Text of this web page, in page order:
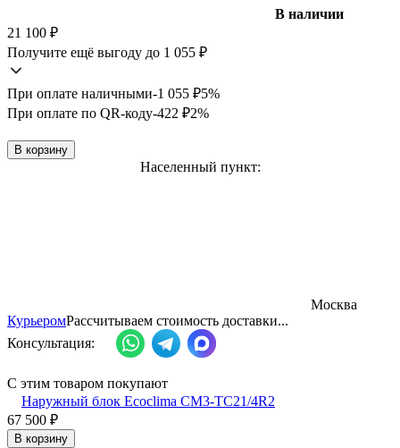
В наличии
21 100 ₽
Получите ещё выгоду до 1 055 ₽
При оплате наличными-1 055 ₽5%
При оплате по QR-коду-422 ₽2%
В корзину
Населенный пункт:
Москва
КурьеромРассчитываем стоимость доставки...
Консультация:
С этим товаром покупают
Наружный блок Ecoclima CM3-TC21/4R2
67 500 ₽
В корзину